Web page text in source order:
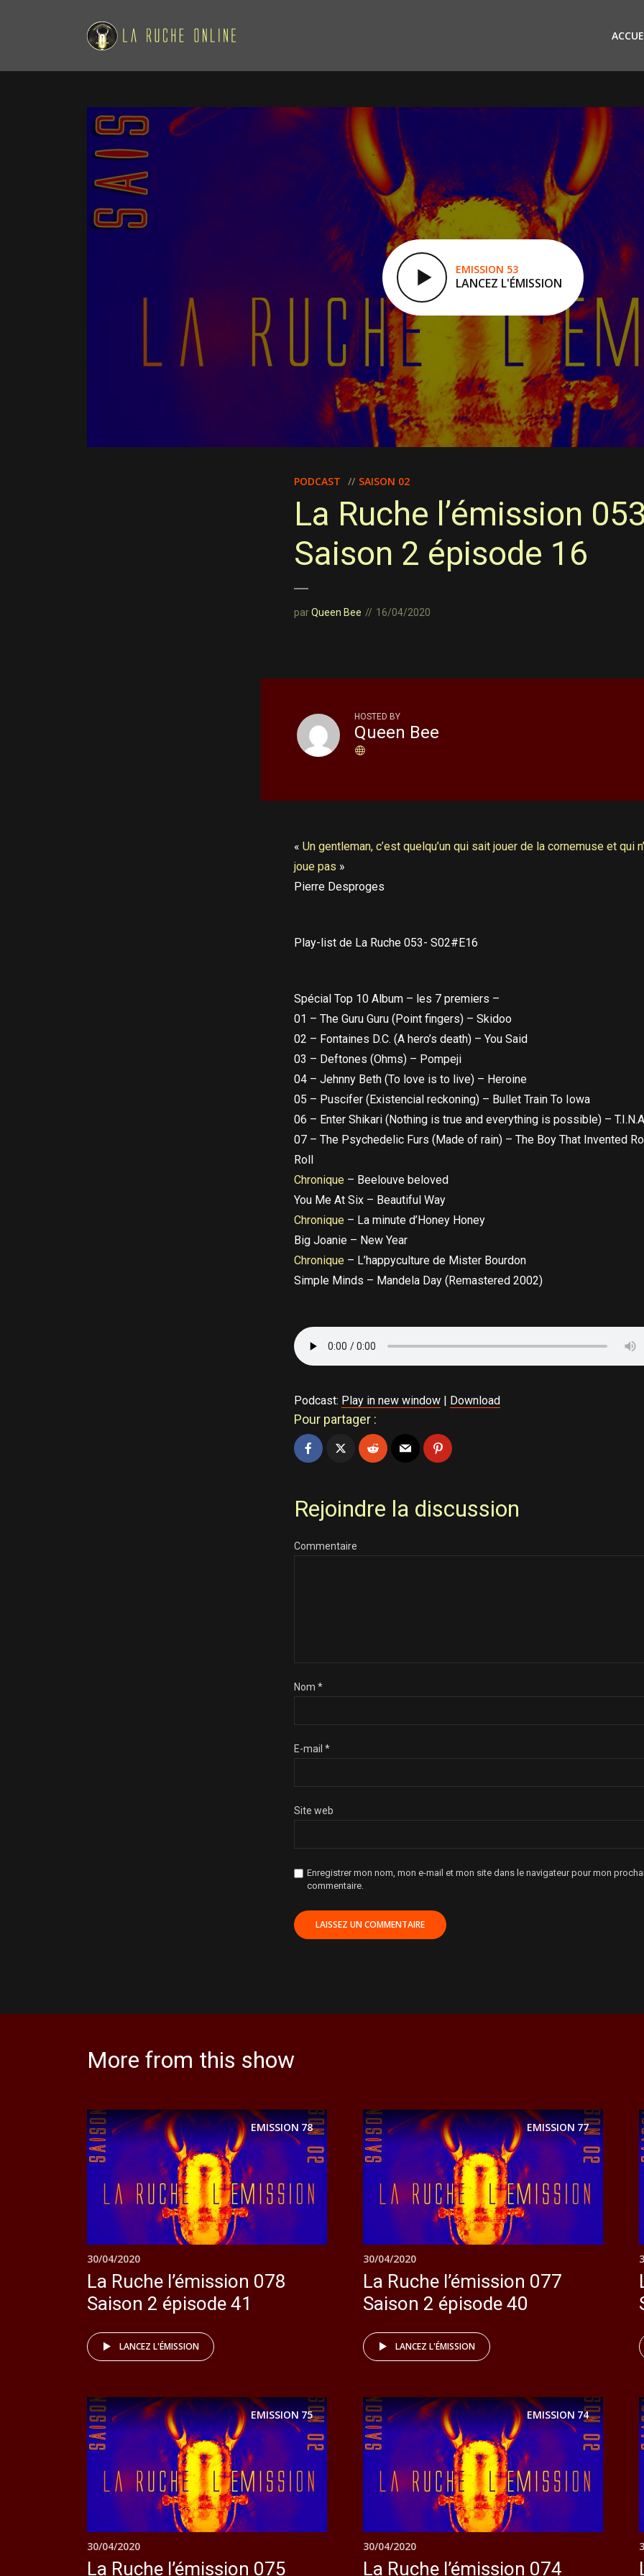
EMISSION 53
LANCEZ L'ÉMISSION
PODCAST SAISON 02
La Ruche l’émission
Saison 2 épisode 16
parQueen Bee 16/04/2020
HOSTED BY
Queen Bee
« Un gentleman, c’est quelqu’un qui sait jouer de la cornemuse et qui
joue pas »
Pierre Desproges
Play-list de La Ruche 053- S02#E16
Spécial Top 10 Album – les 7 premiers –
01 – The Guru Guru (Point fingers) – Skidoo
02 – Fontaines D.C. (A hero’s death) – You Said
03 – Deftones (Ohms) – Pompeji
04 – Jehnny Beth (To love is to live) – Heroine
05 – Puscifer (Existencial reckoning) – Bullet Train To Iowa
06 – Enter Shikari (Nothing is true and everything is possible) – T.I.N.A
07 – The Psychedelic Furs (Made of rain) – The Boy That Invented
Roll
Chronique – Beelouve beloved
You Me At Six – Beautiful Way
Chronique – La minute d’Honey Honey
Big Joanie – New Year
Chronique – L’happyculture de Mister Bourdon
Simple Minds – Mandela Day (Remastered 2002)
Podcast: Play in new window | Download
Pour partager :
Rejoindre la discussion
Commentaire
Nom *
E-mail *
Site web
Enregistrer mon nom, mon e-mail et mon site dans le navigateur pour mon
commentaire.
More from this show
EMISSION78
30/04/2020
La Ruche l’émission 078
Saison 2 épisode 41
LANCEZ L'ÉMISSION
EMISSION77
30/04/2020
La Ruche l’émission 077
Saison 2 épisode 40
LANCEZ L'ÉMISSION
EMISSION75
30/04/2020
La Ruche l’émission 075
EMISSION74
30/04/2020
La Ruche l’émission 074